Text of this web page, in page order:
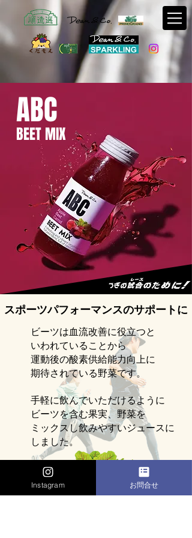
BEET MIX
ABC
スポーツパフォーマンスのサポートに
ビーツは血流改善に役立つと
いわれていることから
運動後の酸素供給能力向上に
期待されている野菜です。
手軽に飲んでいただけるように
ビーツを含む果実​、野菜を
ミックスし飲みやすいジュースに
しました。
Instagram お問合せ